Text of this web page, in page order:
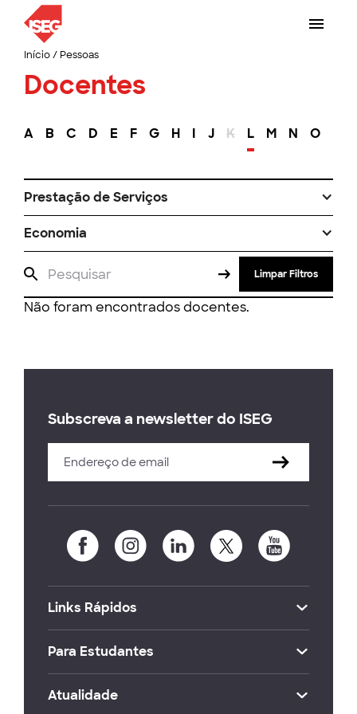
Início/ Pessoas
Docentes
A B C D E F G H I J K L M N O
Prestação de Serviços
Economia
Limpar Filtros
Não foram encontrados docentes.
Subscreva a newsletter do ISEG
Links Rápidos
Para Estudantes
Atualidade